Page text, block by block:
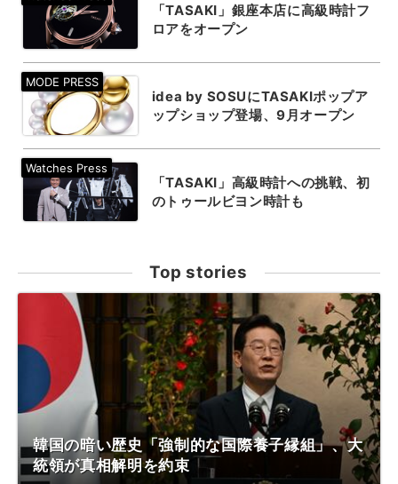
「TASAKI」銀座本店に高級時計フ
ロアをオープン
idea by SOSUにTASAKIポップア
ップショップ登場、9月オープン
「TASAKI」高級時計への挑戦、初
のトゥールビヨン時計も
Top stories
韓国の暗い歴史「強制的な国際養子縁組」、大
統領が真相解明を約束